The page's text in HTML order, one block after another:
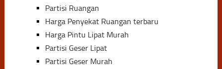
Partisi Ruangan
Harga Penyekat Ruangan terbaru
Harga Pintu Lipat Murah
Partisi Geser Lipat
Partisi Geser Murah